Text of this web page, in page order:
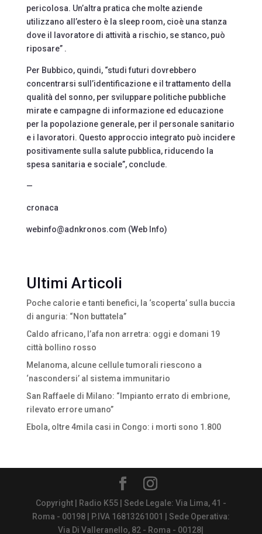
pericolosa. Un’altra pratica che molte aziende
utilizzano all’estero è la sleep room, cioè una stanza
dove il lavoratore di attività a rischio, se stanco, può
riposare” .
Per Bubbico, quindi, “studi futuri dovrebbero
concentrarsi sull’identificazione e il trattamento della
qualità del sonno, per sviluppare politiche pubbliche
mirate e campagne di informazione ed educazione
per la popolazione generale, per il personale sanitario
e i lavoratori. Questo approccio integrato può incidere
positivamente sulla salute pubblica, riducendo la
spesa sanitaria e sociale”, conclude.
—
cronaca
webinfo@adnkronos.com (Web Info)
Ultimi Articoli
Poche calorie e tanti benefici, la ‘scoperta’ sulla buccia
di anguria: “Non buttatela”
Caldo africano, l’afa non arretra: oggi e domani 19
città bollino rosso
Melanoma, alcune cellule tumorali riescono a
‘nascondersi’ al sistema immunitario
San Raffaele di Milano: “Impianto errato di embrione,
rilevato errore umano”
Ebola, oltre 4mila casi in Congo: i morti sono 1.800
Copyright | Radio K55 | Sede Legale: Via Lima, 41 -
Roma - 00198 | P.IVA 16813261001 | Sede Operativa:
Via Di Valleranello, 82 - Roma - 00128|